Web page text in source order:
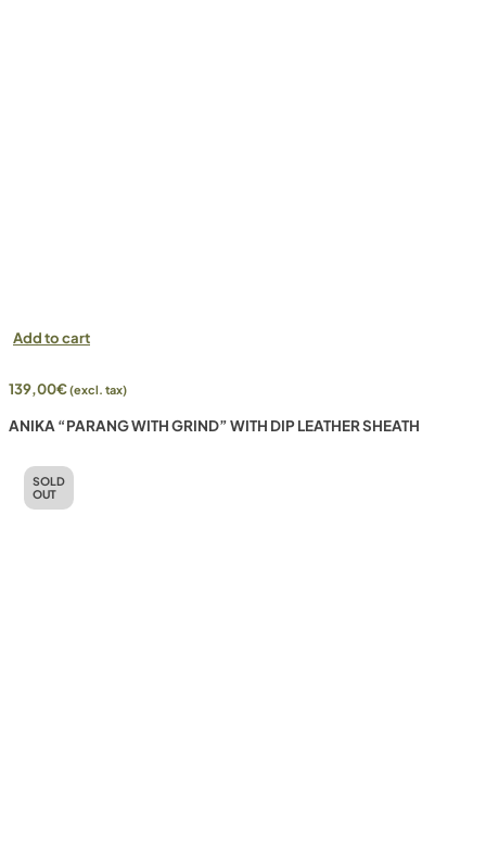
Add to cart
139,00€(excl. tax)
ANIKA “PARANG WITH GRIND” WITH DIP LEATHER SHEATH
SOLD
OUT